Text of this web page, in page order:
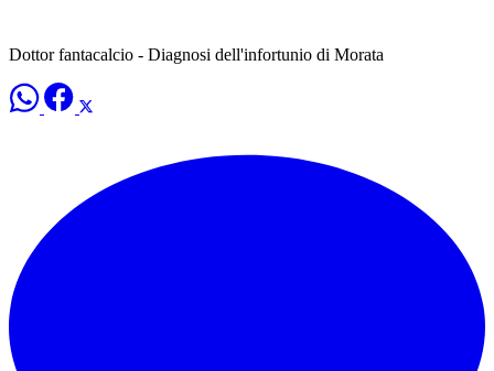
Dottor fantacalcio - Diagnosi dell'infortunio di Morata